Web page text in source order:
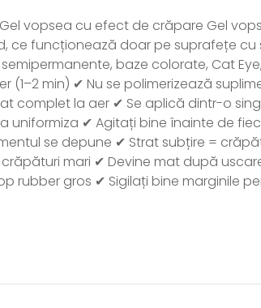
vopsea cu efect de crăpare Gel
ce funcționează doar pe suprafețe cu
baze colorate, Cat
(1–2 min) ✔ Nu se polimerizează
complet la aer ✔ Se aplică dintr-o
uniformiza ✔ Agitați bine înainte de
se depune ✔ Strat subțire =
mari ✔ Devine mat după
rubber gros ✔ Sigilați bine marginile